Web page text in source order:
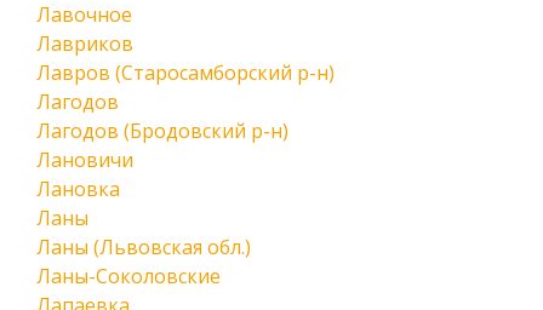
Лавочное
Лавриков
Лавров (Старосамборский р-н)
Лагодов
Лагодов (Бродовский р-н)
Лановичи
Лановка
Ланы
Ланы (Львовская обл.)
Ланы-Соколовские